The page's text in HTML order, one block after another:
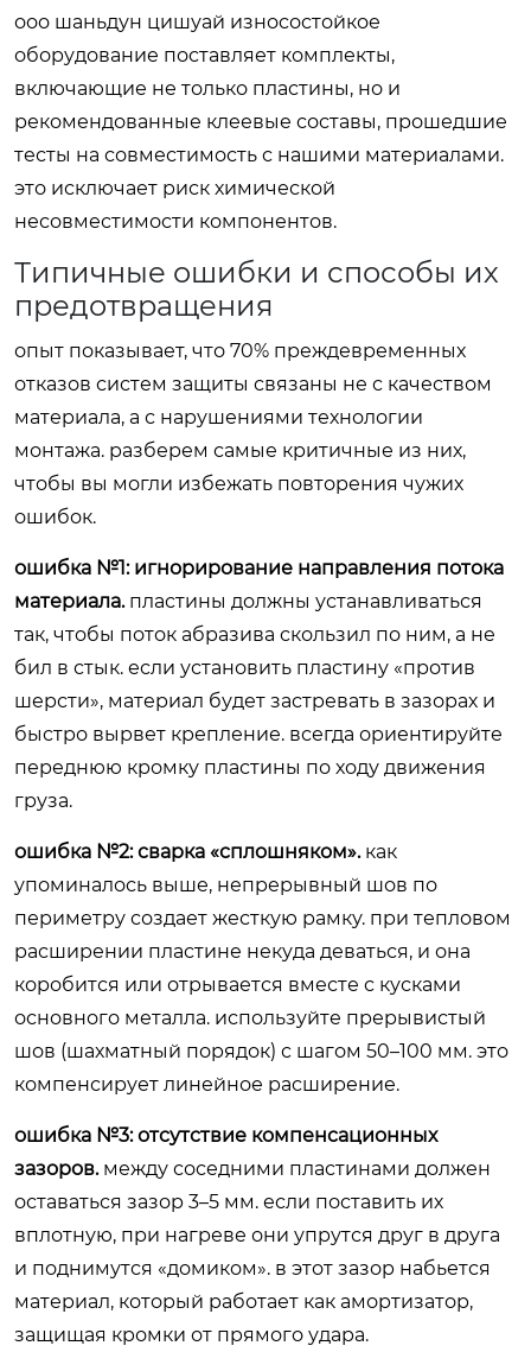
ооо шаньдун цишуай износостойкое
оборудование поставляет комплекты,
включающие не только пластины, но и
рекомендованные клеевые составы, прошедшие
тесты на совместимость с нашими материалами.
это исключает риск химической
несовместимости компонентов.
Типичные ошибки и способы их
предотвращения
опыт показывает, что 70% преждевременных
отказов систем защиты связаны не с качеством
материала, а с нарушениями технологии
монтажа. разберем самые критичные из них,
чтобы вы могли избежать повторения чужих
ошибок.
ошибка №1: игнорирование направления потока
материала.пластины должны устанавливаться
так, чтобы поток абразива скользил по ним, а не
бил в стык. если установить пластину «против
шерсти», материал будет застревать в зазорах и
быстро вырвет крепление. всегда ориентируйте
переднюю кромку пластины по ходу движения
груза.
ошибка №2: сварка «сплошняком».как
упоминалось выше, непрерывный шов по
периметру создает жесткую рамку. при тепловом
расширении пластине некуда деваться, и она
коробится или отрывается вместе с кусками
основного металла. используйте прерывистый
шов (шахматный порядок) с шагом 50–100 мм. это
компенсирует линейное расширение.
ошибка №3: отсутствие компенсационных
зазоров.между соседними пластинами должен
оставаться зазор 3–5 мм. если поставить их
вплотную, при нагреве они упрутся друг в друга
и поднимутся «домиком». в этот зазор набьется
материал, который работает как амортизатор,
защищая кромки от прямого удара.